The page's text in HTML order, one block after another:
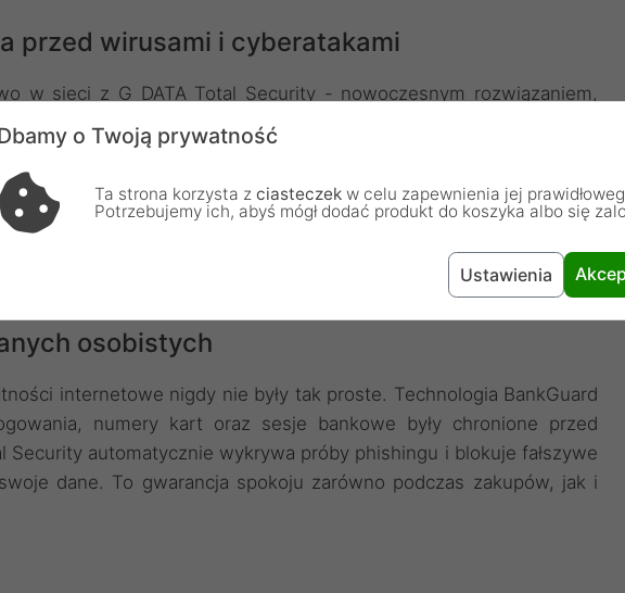
przed wirusami i cyberatakami
w sieci z G DATA Total Security - nowoczesnym rozwiązaniem,
prostotą obsługi. Program zapewnia spokój podczas codziennego
bankowość elektroniczną, pocztę e-mail oraz poufne dane przed
hakerskimi. Inteligentny skaner antywirusowy działa w tle, nie
możesz swobodnie pracować, grać i przeglądać sieć bez obaw o
osobistych
internetowe nigdy nie były tak proste. Technologia BankGuard
numery kart oraz sesje bankowe były chronione przed
Security automatycznie wykrywa próby phishingu i blokuje fałszywe
dane. To gwarancja spokoju zarówno podczas zakupów, jak i
o Twoją prywatność
Ta strona korzysta z ciasteczek w celu zapewnienia jej
Potrzebujemy ich, abyś mógł dodać produkt do koszyka albo się
Ustawienia